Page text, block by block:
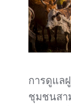
การดูแล
ชุมชนสา